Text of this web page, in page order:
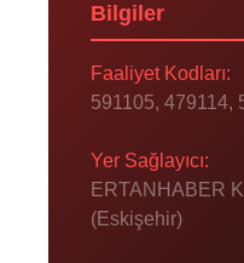
Bilgiler
Faaliyet Kodları:
591105, 479114,
Yer Sağlayıcı:
ERTANHABER
(Eskişehir)